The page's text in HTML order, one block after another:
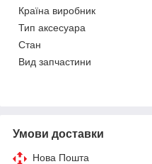
Країна виробник
Тип аксесуара
Стан
Вид запчастини
Умови доставки
Нова Пошта